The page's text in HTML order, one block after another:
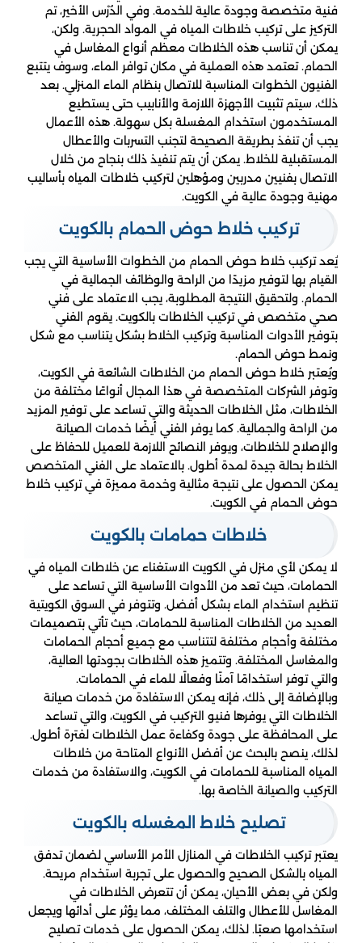
فنية متخصصة وجودة عالية للخدمة. وفي الدُرْس الأخير، تم
التركيز على تركيب خلاطات المياه في المواد الحجرية. ولكن،
يمكن أن تناسب هذه الخلاطات معظم أنواع المغاسل في
الحمام. تعتمد هذه العملية في مكان توافر الماء، وسوف يتتبع
الفنيون الخطوات المناسبة للاتصال بنظام الماء المنزلي. بعد
ذلك، سيتم تثبيت الأجهزة اللازمة والأنابيب حتى يستطيع
المستخدمون استخدام المغسلة بكل سهولة. هذه الأعمال
يجب أن تنفذ بطريقة الصحيحة لتجنب التسربات والأعطال
المستقبلية للخلاط. يمكن أن يتم تنفيذ ذلك بنجاح من خلال
الاتصال بفنيين مدربين ومؤهلين لتركيب خلاطات المياه بأساليب
مهنية وجودة عالية في الكويت.
تركيب خلاط حوض الحمام بالكويت
يُعد تركيب خلاط حوض الحمام من الخطوات الأساسية التي يجب
القيام بها لتوفير مزيدًا من الراحة والوظائف الجمالية في
الحمام. ولتحقيق النتيجة المطلوبة، يجب الاعتماد على فني
صحي متخصص في تركيب الخلاطات بالكويت. يقوم الفني
بتوفير الأدوات المناسبة وتركيب الخلاط بشكل يتناسب مع شكل
ونمط حوض الحمام.
ويُعتبر خلاط حوض الحمام من الخلاطات الشائعة في الكويت،
وتوفر الشركات المتخصصة في هذا المجال أنواعًا مختلفة من
الخلاطات، مثل الخلاطات الحديثة والتي تساعد على توفير المزيد
من الراحة والجمالية. كما يوفر الفني أيضًا خدمات الصيانة
والإصلاح للخلاطات، ويوفر النصائح اللازمة للعميل للحفاظ على
الخلاط بحالة جيدة لمدة أطول. بالاعتماد على الفني المتخصص
يمكن الحصول على نتيجة مثالية وخدمة مميزة في تركيب خلاط
حوض الحمام في الكويت.
خلاطات حمامات بالكويت
لا يمكن لأي منزل في الكويت الاستغناء عن خلاطات المياه في
الحمامات، حيث تعد من الأدوات الأساسية التي تساعد على
تنظيم استخدام الماء بشكل أفضل. وتتوفر في السوق الكويتية
العديد من الخلاطات المناسبة للحمامات، حيث تأتي بتصميمات
مختلفة وأحجام مختلفة لتتناسب مع جميع أحجام الحمامات
والمغاسل المختلفة. وتتميز هذه الخلاطات بجودتها العالية،
والتي توفر استخدامًا آمنًا وفعالًا للماء في الحمامات.
وبالإضافة إلى ذلك، فإنه يمكن الاستفادة من خدمات صيانة
الخلاطات التي يوفرها فنيو التركيب في الكويت، والتي تساعد
على المحافظة على جودة وكفاءة عمل الخلاطات لفترة أطول.
لذلك، ينصح بالبحث عن أفضل الأنواع المتاحة من خلاطات
المياه المناسبة للحمامات في الكويت، والاستفادة من خدمات
التركيب والصيانة الخاصة بها.
تصليح خلاط المغسله بالكويت
يعتبر تركيب الخلاطات في المنازل الأمر الأساسي لضمان تدفق
المياه بالشكل الصحيح والحصول على تجربة استخدام مريحة.
ولكن في بعض الأحيان، يمكن أن تتعرض الخلاطات في
المغاسل للأعطال والتلف المختلف، مما يؤثر على أدائها ويجعل
استخدامها صعبًا. لذلك، يمكن الحصول على خدمات تصليح